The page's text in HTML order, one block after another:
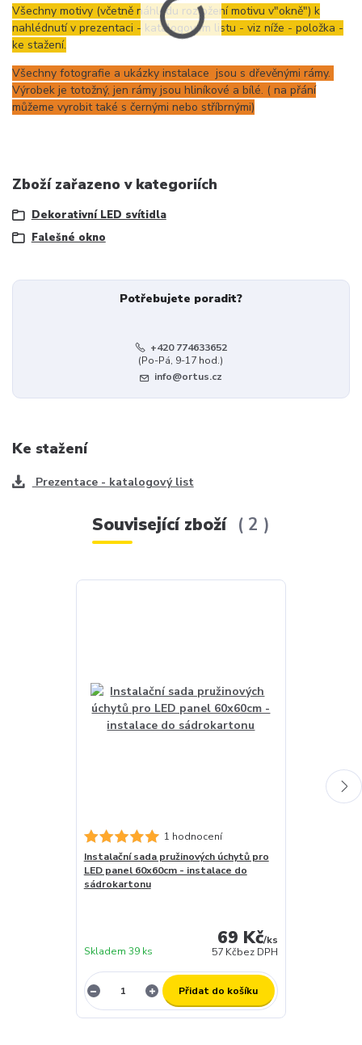
Všechny motivy (včetně náhledu rozložení motivu v"okně") k
nahlédnutí v prezentaci - katalogovém listu - viz níže - položka -
ke stažení.
Všechny fotografie a ukázky instalace jsou s dřevěnými rámy.
Výrobek je totožný, jen rámy jsou hliníkové a bílé. ( na přání
můžeme vyrobit také s černými nebo stříbrnými)
Zboží zařazeno v kategoriích
Dekorativní LED svítidla
Falešné okno
Potřebujete poradit?
+420 774633652
(Po-Pá, 9-17 hod.)
info@ortus.cz
Ke stažení
Prezentace - katalogový list
Související zboží 2
1 hodnocení
Instalační sada pružinových úchytů pro
LED panel 60x60cm - instalace do
sádrokartonu
69 Kč/ks
57 Kčbez DPH
Skladem 39 ks
Přidat do košíku